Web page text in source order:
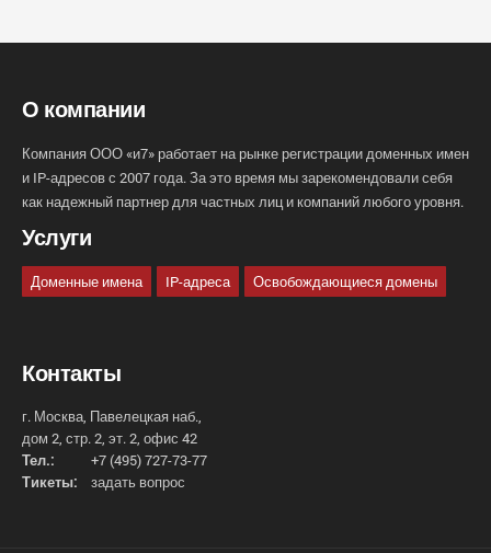
О компании
Компания ООО «и7» работает на рынке регистрации доменных имен
и IP-адресов с 2007 года. За это время мы зарекомендовали себя
как надежный партнер для частных лиц и компаний любого уровня.
Услуги
Доменные имена IP-адреса Освобождающиеся домены
Контакты
г. Москва, Павелецкая наб.,
дом 2, стр. 2, эт. 2, офис 42
Тел.:
+7 (495) 727-73-77
Тикеты:
задать вопрос